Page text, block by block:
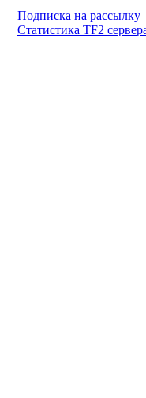
Подписка на рассылку
Статистика TF2